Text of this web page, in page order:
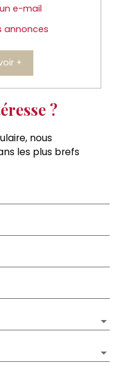
e-mail
annonces
+
?
nous
les plus brefs